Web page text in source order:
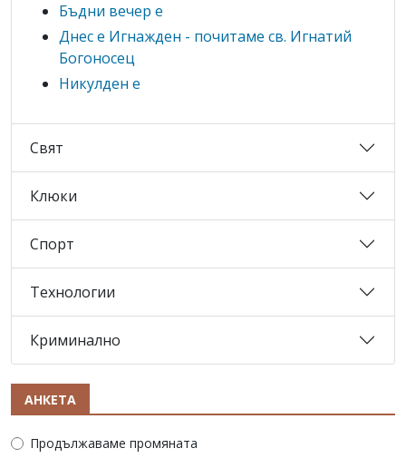
Бъдни вечер е
Днес е Игнажден - почитаме св. Игнатий
Богоносец
Никулден е
Свят
Клюки
Спорт
Технологии
Криминално
АНКЕТА
Продължаваме промяната